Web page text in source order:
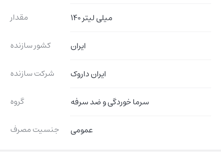
مقدار
140 میلی لیتر
کشور سازنده
ایران
شرکت سازنده
ایران داروک
گروه
سرما خوردگی و ضد سرفه
جنسیت مصرف
عمومی